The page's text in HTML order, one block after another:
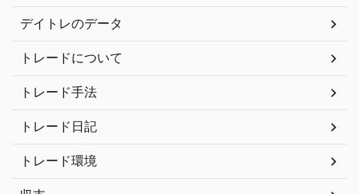
デイトレのデータ
トレードについて
トレード手法
トレード日記
トレード環境